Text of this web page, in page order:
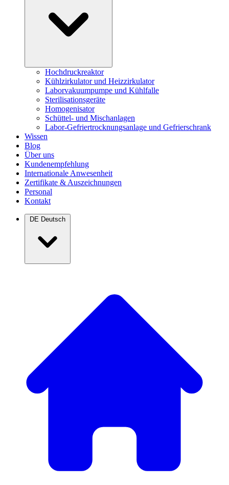
Hochdruckreaktor
Kühlzirkulator und Heizzirkulator
Laborvakuumpumpe und Kühlfalle
Sterilisationsgeräte
Homogenisator
Schüttel- und Mischanlagen
Labor-Gefriertrocknungsanlage und Gefrierschrank
Wissen
Blog
Über uns
Kundenempfehlung
Internationale Anwesenheit
Zertifikate & Auszeichnungen
Personal
Kontakt
DE Deutsch